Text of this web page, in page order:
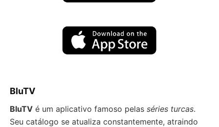
BluTV
BluTV é um aplicativo famoso pelas séries turcas.
Seu catálogo se atualiza constantemente, atraindo